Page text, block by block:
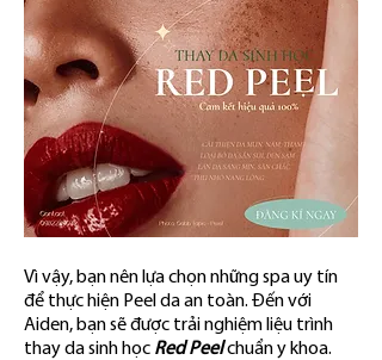
Vì vậy, bạn nên lựa chọn những spa uy tín
để thực hiện Peel da an toàn. Đến với
Aiden, bạn sẽ được trải nghiệm liệu trình
thay da sinh học Red Peel chuẩn y khoa.